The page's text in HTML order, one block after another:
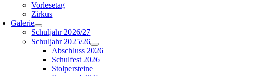
Vorlesetag
Zirkus
Galerie
Schuljahr 2026/27
Schuljahr 2025/26
Abschluss 2026
Schulfest 2026
Stolpersteine